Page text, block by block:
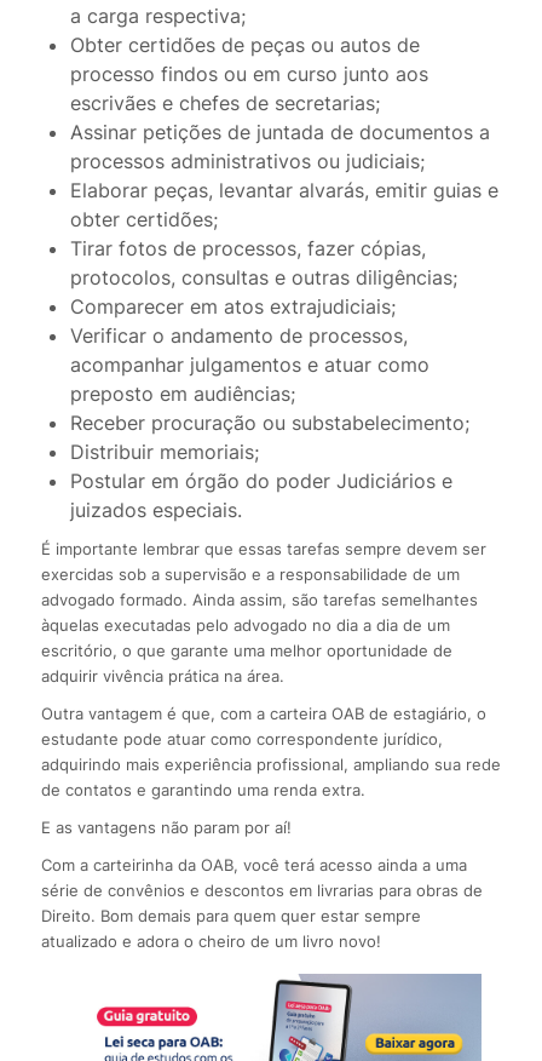
a carga respectiva;
Obter certidões de peças ou autos de
processo findos ou em curso junto aos
escrivães e chefes de secretarias;
Assinar petições de juntada de documentos a
processos administrativos ou judiciais;
Elaborar peças, levantar alvarás, emitir guias e
obter certidões;
Tirar fotos de processos, fazer cópias,
protocolos, consultas e outras diligências;
Comparecer em atos extrajudiciais;
Verificar o andamento de processos,
acompanhar julgamentos e atuar como
preposto em audiências;
Receber procuração ou substabelecimento;
Distribuir memoriais;
Postular em órgão do poder Judiciários e
juizados especiais.
É importante lembrar que essas tarefas sempre devem ser
exercidas sob a supervisão e a responsabilidade de um
advogado formado. Ainda assim, são tarefas semelhantes
àquelas executadas pelo advogado no dia a dia de um
escritório, o que garante uma melhor oportunidade de
adquirir vivência prática na área.
Outra vantagem é que, com a carteira OAB de estagiário, o
estudante pode atuar como correspondente jurídico,
adquirindo mais experiência profissional, ampliando sua rede
de contatos e garantindo uma renda extra.
E as vantagens não param por aí!
Com a carteirinha da OAB, você terá acesso ainda a uma
série de convênios e descontos em livrarias para obras de
Direito. Bom demais para quem quer estar sempre
atualizado e adora o cheiro de um livro novo!